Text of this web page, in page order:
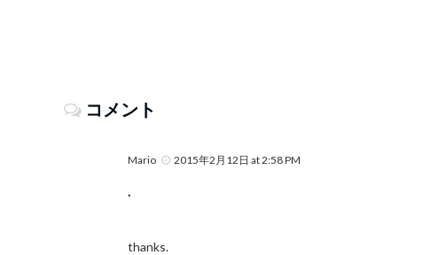
コメント
Mario 2015年2月12日 at 2:58 PM
.
thanks.